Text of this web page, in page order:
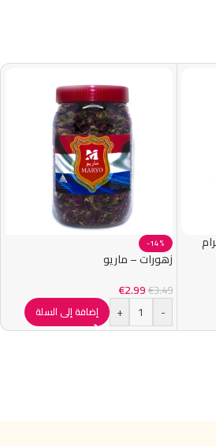
-14%
زهورات – ماريو
€3.49
€2.99
-
+ إضافة إلى السلة